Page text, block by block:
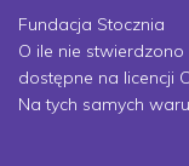
Fundacja Stocznia
O ile nie
dostępne na licencji
Na tych samych